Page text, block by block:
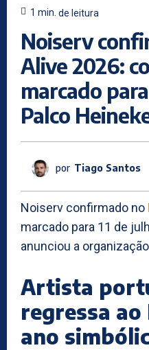
1 min. de leitura
Noiserv
Alive 2026:
marcado
Palco
por Tiago Santos
Noiserv confirmado no
marcado para 11 de
anunciou a
Artista
regressa ao
ano